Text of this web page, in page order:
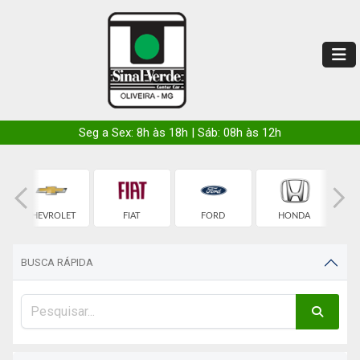
Seg a Sex: 8h às 18h | Sáb: 08h às 12h
CHEVROLET FIAT FORD HONDA
BUSCA RÁPIDA